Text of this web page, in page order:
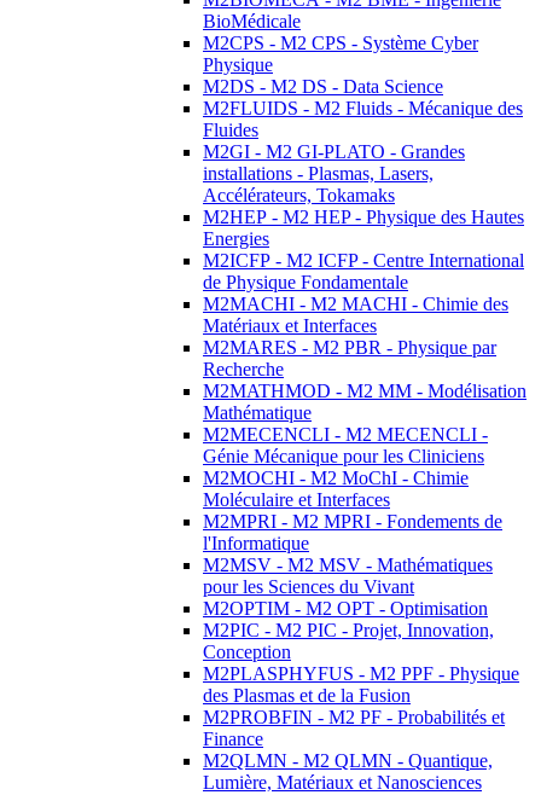
BioMédicale
M2CPS - M2 CPS - Système Cyber
Physique
M2DS - M2 DS - Data Science
M2FLUIDS - M2 Fluids - Mécanique des
Fluides
M2GI - M2 GI-PLATO - Grandes
installations - Plasmas, Lasers,
Accélérateurs, Tokamaks
M2HEP - M2 HEP - Physique des Hautes
Energies
M2ICFP - M2 ICFP - Centre International
de Physique Fondamentale
M2MACHI - M2 MACHI - Chimie des
Matériaux et Interfaces
M2MARES - M2 PBR - Physique par
Recherche
M2MATHMOD - M2 MM - Modélisation
Mathématique
M2MECENCLI - M2 MECENCLI -
Génie Mécanique pour les Cliniciens
M2MOCHI - M2 MoChI - Chimie
Moléculaire et Interfaces
M2MPRI - M2 MPRI - Fondements de
l'Informatique
M2MSV - M2 MSV - Mathématiques
pour les Sciences du Vivant
M2OPTIM - M2 OPT - Optimisation
M2PIC - M2 PIC - Projet, Innovation,
Conception
M2PLASPHYFUS - M2 PPF - Physique
des Plasmas et de la Fusion
M2PROBFIN - M2 PF - Probabilités et
Finance
M2QLMN - M2 QLMN - Quantique,
Lumière, Matériaux et Nanosciences